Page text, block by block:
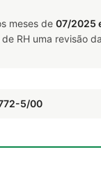
meses de 07/2025
RH uma revisão
5/00